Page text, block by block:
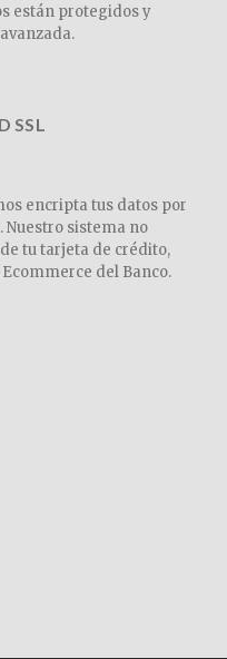
están protegidos y
SSL
encripta tus datos por
Nuestro sistema no
tu tarjeta de crédito,
del Banco.